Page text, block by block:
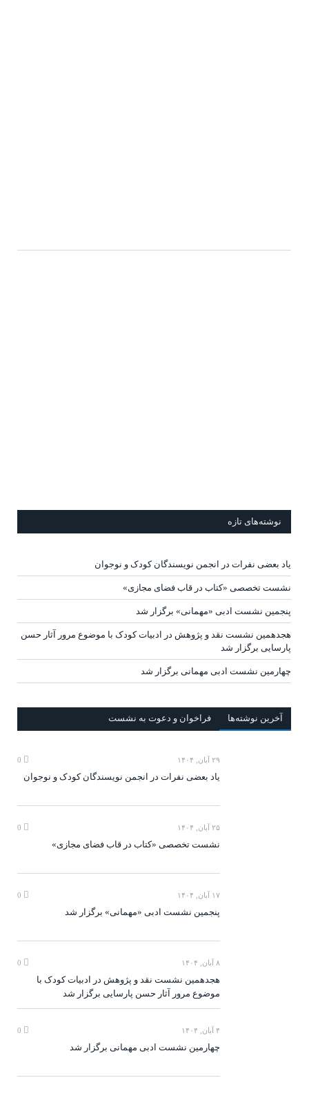
نوشته‌های تازه
یاد بعضی نفرات در انجمن نویسندگان کودک و نوجوان
نشست تخصصی «کتاب در قاب فضای مجازی»
پنجمین نشست ادبی «مهمانی» برگزار شد
هجدهمین نشست نقد و پژوهش در ادبیات کودک با موضوع مرور آثار حسن
پارسایی برگزار شد
چهارمین نشست ادبی مهمانی برگزار شد
آخرين‌ نوشته‌ها فراخوان و دعوت به نشست
۲۹ آبان, ۱۴۰۴
یاد بعضی نفرات در انجمن نویسندگان کودک و نوجوان
۲۵ آبان, ۱۴۰۴
نشست تخصصی «کتاب در قاب فضای مجازی»
۱۷ آبان, ۱۴۰۴
پنجمین نشست ادبی «مهمانی» برگزار شد
۸ آبان, ۱۴۰۴
هجدهمین نشست نقد و پژوهش در ادبیات کودک با
موضوع مرور آثار حسن پارسایی برگزار شد
۴ آبان, ۱۴۰۴
چهارمین نشست ادبی مهمانی برگزار شد